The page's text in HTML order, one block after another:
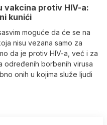
vakcina protiv HIV-a:
kunići
moguće da će se na
nisu vezana samo za
da je protiv HIV-a, već i za
određenih borbenih virusa
onih u kojima služe ljudi